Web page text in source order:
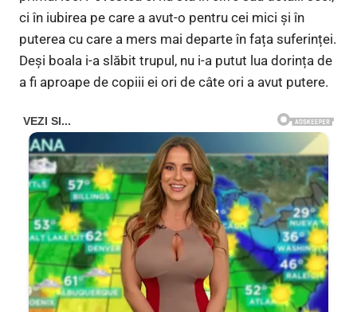
ci în iubirea pe care a avut-o pentru cei mici și în
puterea cu care a mers mai departe în fața suferinței.
Deși boala i-a slăbit trupul, nu i-a putut lua dorința de
a fi aproape de copiii ei ori de câte ori a avut putere.